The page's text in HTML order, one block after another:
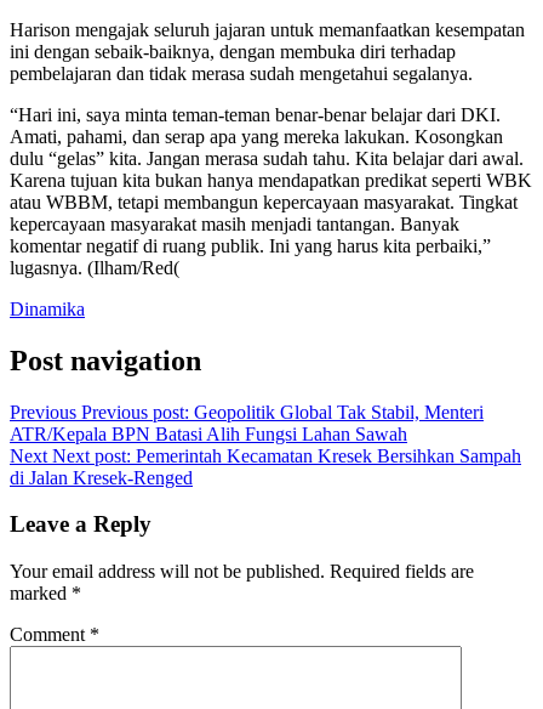
Harison mengajak seluruh jajaran untuk memanfaatkan kesempatan
ini dengan sebaik-baiknya, dengan membuka diri terhadap
pembelajaran dan tidak merasa sudah mengetahui segalanya.
“Hari ini, saya minta teman-teman benar-benar belajar dari DKI.
Amati, pahami, dan serap apa yang mereka lakukan. Kosongkan
dulu “gelas” kita. Jangan merasa sudah tahu. Kita belajar dari awal.
Karena tujuan kita bukan hanya mendapatkan predikat seperti WBK
atau WBBM, tetapi membangun kepercayaan masyarakat. Tingkat
kepercayaan masyarakat masih menjadi tantangan. Banyak
komentar negatif di ruang publik. Ini yang harus kita perbaiki,”
lugasnya. (Ilham/Red(
Dinamika
Post navigation
Previous Previous post: Geopolitik Global Tak Stabil, Menteri
ATR/Kepala BPN Batasi Alih Fungsi Lahan Sawah
Next Next post: Pemerintah Kecamatan Kresek Bersihkan Sampah
di Jalan Kresek-Renged
Leave a Reply
Your email address will not be published. Required fields are
marked *
Comment *